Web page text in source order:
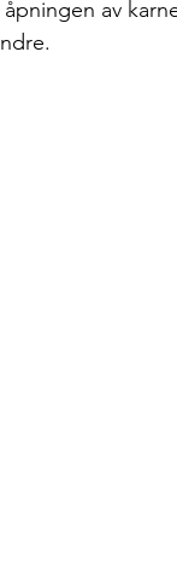
åpningen av